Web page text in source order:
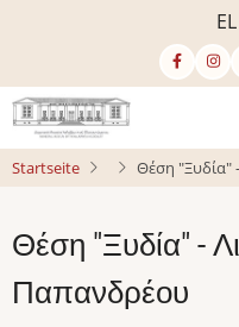
EL
Startseite Θέση "Ξυδία"
Θέση "Ξυδία" -
Παπανδρέου